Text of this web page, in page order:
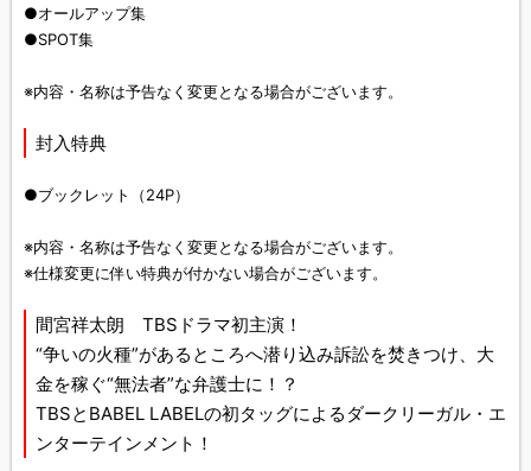
●オールアップ集
●SPOT集
※内容・名称は予告なく変更となる場合がございます。
封入特典
●ブックレット（24P）
※内容・名称は予告なく変更となる場合がございます。
※仕様変更に伴い特典が付かない場合がございます。
間宮祥太朗 TBSドラマ初主演！
“争いの火種”があるところへ潜り込み訴訟を焚きつけ、大
金を稼ぐ“無法者”な弁護士に！？
TBSとBABEL LABELの初タッグによるダークリーガル・エ
ンターテインメント！